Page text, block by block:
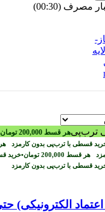
مصرف (00:
30
)
هر قسط 200,000 تومان
قسطی با ترب‌پی بدون کارمزد
هر قسط 200,000 تومان•خرید
قسطی با ترب‌پی بدون کارمزد
اعتماد الکترونیکی)